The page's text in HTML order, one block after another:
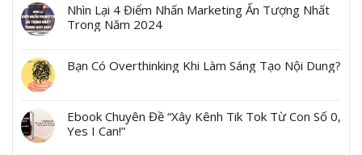
Nhìn Lại 4 Điểm Nhấn Marketing Ấn Tượng Nhất
Trong Năm 2024
Bạn Có Overthinking Khi Làm Sáng Tạo Nội Dung?
Ebook Chuyên Đề “Xây Kênh Tik Tok Từ Con Số 0,
Yes I Can!”